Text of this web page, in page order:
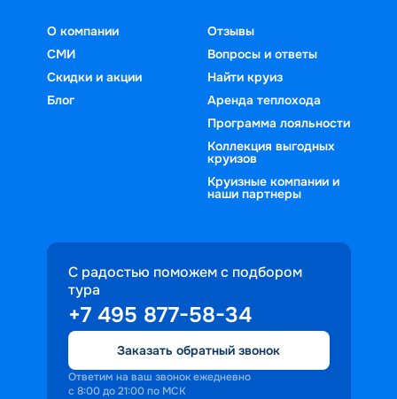
О компании
СМИ
Скидки и акции
Блог
Отзывы
Вопросы и ответы
Найти круиз
Аренда теплохода
Программа лояльности
Коллекция выгодных
круизов
Круизные компании и
наши партнеры
С радостью поможем с подбором
тура
+7 495 877-58-34
Заказать обратный звонок
Ответим на ваш звонок ежедневно
с 8:00 до 21:00 по МСК